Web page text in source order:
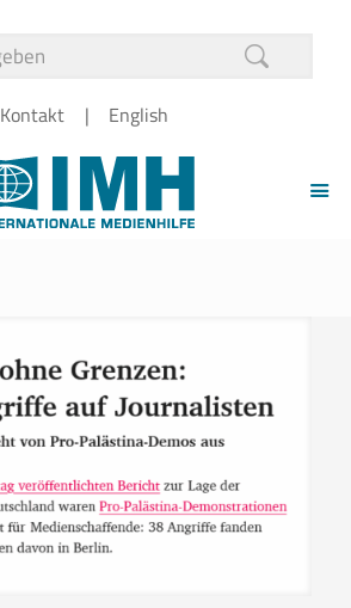
Kontakt English